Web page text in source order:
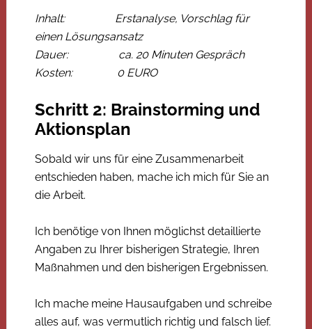
Inhalt: Erstanalyse, Vorschlag für
einen Lösungsansatz
Dauer: ca. 20 Minuten Gespräch
Kosten: 0 EURO
Schritt 2: Brainstorming und
Aktionsplan
Sobald wir uns für eine Zusammenarbeit
entschieden haben, mache ich mich für Sie an
die Arbeit.
Ich benötige von Ihnen möglichst detaillierte
Angaben zu Ihrer bisherigen Strategie, Ihren
Maßnahmen und den bisherigen Ergebnissen.
Ich mache meine Hausaufgaben und schreibe
alles auf, was vermutlich richtig und falsch lief.